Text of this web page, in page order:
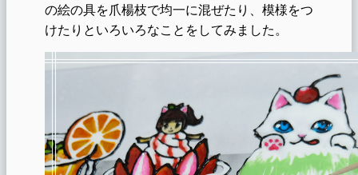
の絵の具を爪楊枝で均一に混ぜたり、模様をつ
けたりといろいろなことをしてみました。